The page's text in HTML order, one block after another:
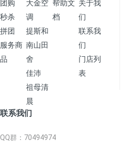
团购
秒杀
拼团
服务商
品
大金空
调
提斯和
南山田
舍
佳沛
祖母清
晨
帮助文
档
关于我
们
联系我
们
门店列
表
联系我们
QQ群 ：70494974